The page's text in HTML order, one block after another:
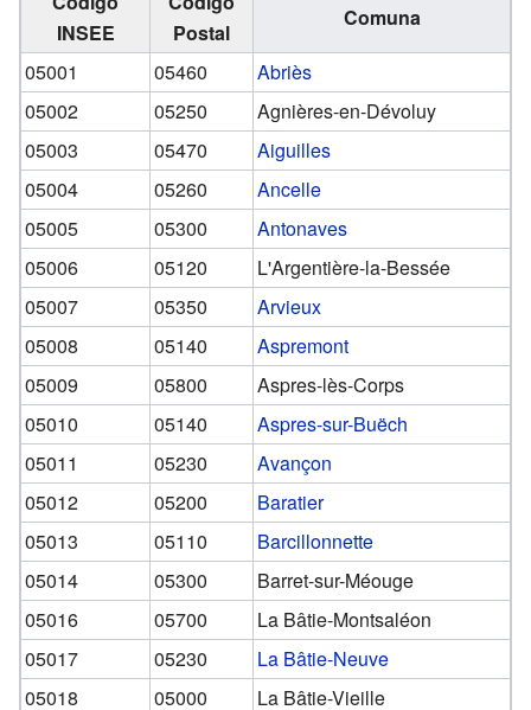
INSEE
Postal
Comuna
05001
05460
Abriès
05002
05250
Agnières-en-Dévoluy
05003
05470
Aiguilles
05004
05260
Ancelle
05005
05300
Antonaves
05006
05120
L'Argentière-la-Bessée
05007
05350
Arvieux
05008
05140
Aspremont
05009
05800
Aspres-lès-Corps
05010
05140
Aspres-sur-Buëch
05011
05230
Avançon
05012
05200
Baratier
05013
05110
Barcillonnette
05014
05300
Barret-sur-Méouge
05016
05700
La Bâtie-Montsaléon
05017
05230
La Bâtie-Neuve
05018
05000 La Bâtie-Vieille